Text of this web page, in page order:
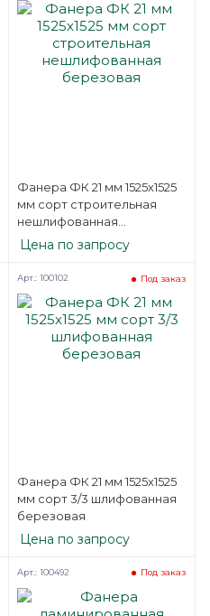
Фанера ФК 21 мм 1525х1525
мм сорт строительная
нешлифованная
березовая
Цена по запросу
Фанера ФК 21 мм 1525х1525
мм сорт 3/3 шлифованная
березовая
Под заказ
Арт.: 100102
Цена по запросу
Под заказ
Арт.: 100492